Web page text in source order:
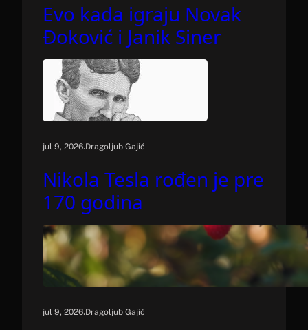
Evo kada igraju Novak
Đoković i Janik Siner
jul 9, 2026.Dragoljub Gajić
Nikola Tesla rođen je pre
170 godina
jul 9, 2026.Dragoljub Gajić